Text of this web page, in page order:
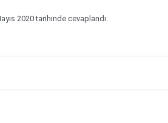
2020 tarihinde cevaplandı.